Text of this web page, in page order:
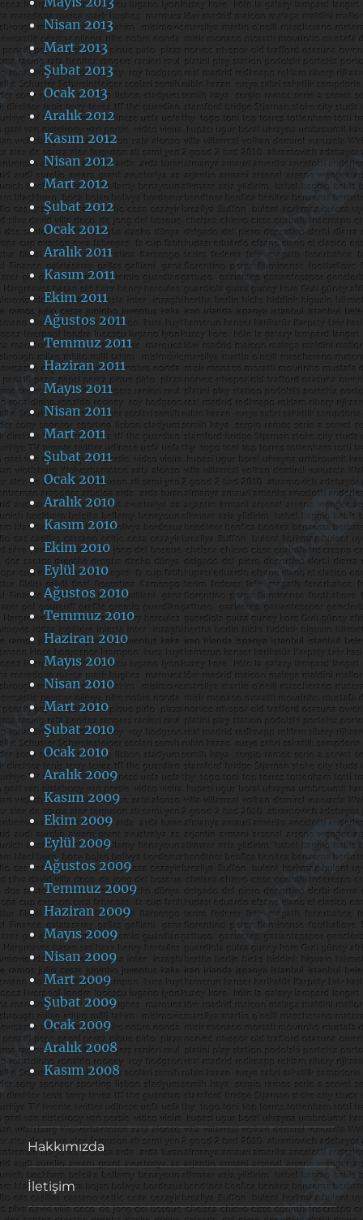
Nisan 2013
Mart 2013
Şubat 2013
Ocak 2013
Aralık 2012
Kasım 2012
Nisan 2012
Mart 2012
Şubat 2012
Ocak 2012
Aralık 2011
Kasım 2011
Ekim 2011
Ağustos 2011
Temmuz 2011
Haziran 2011
Mayıs 2011
Nisan 2011
Mart 2011
Şubat 2011
Ocak 2011
Aralık 2010
Kasım 2010
Ekim 2010
Eylül 2010
Ağustos 2010
Temmuz 2010
Haziran 2010
Mayıs 2010
Nisan 2010
Mart 2010
Şubat 2010
Ocak 2010
Aralık 2009
Kasım 2009
Ekim 2009
Eylül 2009
Ağustos 2009
Temmuz 2009
Haziran 2009
Mayıs 2009
Nisan 2009
Mart 2009
Şubat 2009
Ocak 2009
Aralık 2008
Kasım 2008
Hakkımızda
İletişim